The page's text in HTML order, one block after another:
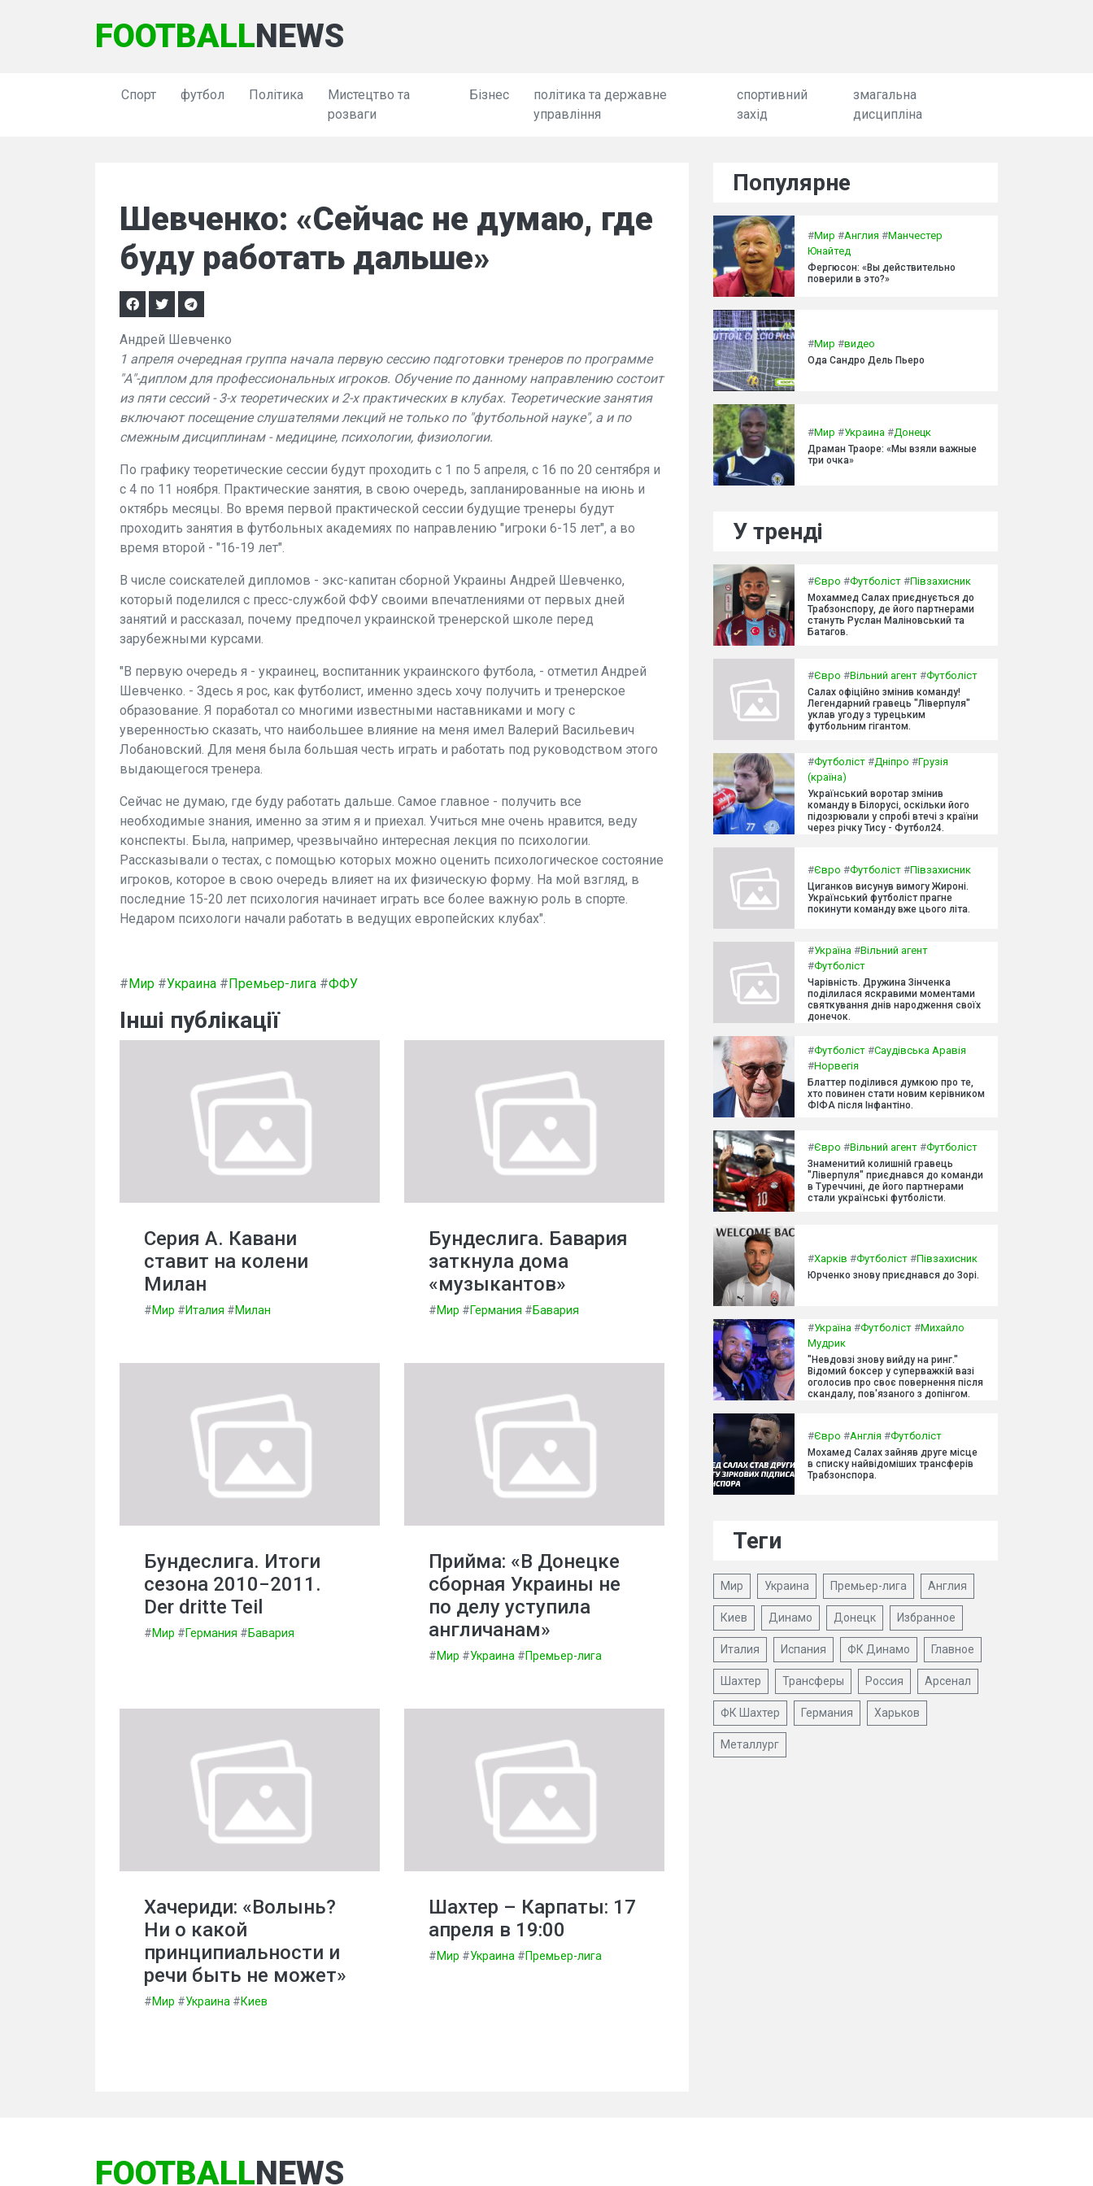
FOOTBALLNEWS
Спорт футбол Політика
Мистецтво та
розваги
Бізнес
політика та державне
управління
спортивний
захід
змагальна
дисципліна
Шевченко: «Сейчас не думаю, где
буду работать дальше»
Андрей Шевченко
1 апреля очередная группа начала первую сессию подготовки тренеров по программе
"А"-диплом для профессиональных игроков. Обучение по данному направлению состоит
из пяти сессий - 3-х теоретических и 2-х практических в клубах. Теоретические занятия
включают посещение слушателями лекций не только по "футбольной науке", а и по
смежным дисциплинам - медицине, психологии, физиологии.
По графику теоретические сессии будут проходить с 1 по 5 апреля, с 16 по 20 сентября и
с 4 по 11 ноября. Практические занятия, в свою очередь, запланированные на июнь и
октябрь месяцы. Во время первой практической сессии будущие тренеры будут
проходить занятия в футбольных академиях по направлению "игроки 6-15 лет", а во
время второй - "16-19 лет".
В числе соискателей дипломов - экс-капитан сборной Украины Андрей Шевченко,
который поделился с пресс-службой ФФУ своими впечатлениями от первых дней
занятий и рассказал, почему предпочел украинской тренерской школе перед
зарубежными курсами.
"В первую очередь я - украинец, воспитанник украинского футбола, - отметил Андрей
Шевченко. - Здесь я рос, как футболист, именно здесь хочу получить и тренерское
образование. Я поработал со многими известными наставниками и могу с
уверенностью сказать, что наибольшее влияние на меня имел Валерий Васильевич
Лобановский. Для меня была большая честь играть и работать под руководством этого
выдающегося тренера.
Сейчас не думаю, где буду работать дальше. Самое главное - получить все
необходимые знания, именно за этим я и приехал. Учиться мне очень нравится, веду
конспекты. Была, например, чрезвычайно интересная лекция по психологии.
Рассказывали о тестах, с помощью которых можно оценить психологическое состояние
игроков, которое в свою очередь влияет на их физическую форму. На мой взгляд, в
последние 15-20 лет психология начинает играть все более важную роль в спорте.
Недаром психологи начали работать в ведущих европейских клубах".
#Мир #Украина #Премьер-лига #ФФУ
Інші публікації
Серия А. Кавани
ставит на колени
Милан
#Мир #Италия #Милан
Бундеслига. Бавария
заткнула дома
«музыкантов»
#Мир #Германия #Бавария
Бундеслига. Итоги
сезона 2010−2011.
Der dritte Teil
#Мир #Германия #Бавария
Прийма: «В Донецке
сборная Украины не
по делу уступила
англичанам»
#Мир #Украина #Премьер-лига
Хачериди: «Волынь?
Ни о какой
принципиальности и
речи быть не может»
#Мир #Украина #Киев
Шахтер – Карпаты: 17
апреля в 19:00
#Мир #Украина #Премьер-лига
Популярне
#Мир #Англия #Манчестер
Юнайтед
Фергюсон: «Вы действительно
поверили в это?»
#Мир #видео
Ода Сандро Дель Пьеро
#Мир #Украина #Донецк
Драман Траоре: «Мы взяли важные
три очка»
У тренді
#Євро #Футболіст #Півзахисник
Мохаммед Салах приєднується до
Трабзонспору, де його партнерами
стануть Руслан Маліновський та
Батагов.
#Євро #Вільний агент #Футболіст
Салах офіційно змінив команду!
Легендарний гравець "Ліверпуля"
уклав угоду з турецьким
футбольним гігантом.
#Футболіст #Дніпро #Грузія
(країна)
Український воротар змінив
команду в Білорусі, оскільки його
підозрювали у спробі втечі з країни
через річку Тису - Футбол24.
#Євро #Футболіст #Півзахисник
Циганков висунув вимогу Жироні.
Український футболіст прагне
покинути команду вже цього літа.
#Україна #Вільний агент
#Футболіст
Чарівність. Дружина Зінченка
поділилася яскравими моментами
святкування днів народження своїх
донечок.
#Футболіст #Саудівська Аравія
#Норвегія
Блаттер поділився думкою про те,
хто повинен стати новим керівником
ФІФА після Інфантіно.
#Євро #Вільний агент #Футболіст
Знаменитий колишній гравець
"Ліверпуля" приєднався до команди
в Туреччині, де його партнерами
стали українські футболісти.
#Харків #Футболіст #Півзахисник
Юрченко знову приєднався до Зорі.
#Україна #Футболіст #Михайло
Мудрик
"Невдовзі знову вийду на ринг."
Відомий боксер у суперважкій вазі
оголосив про своє повернення після
скандалу, пов'язаного з допінгом.
#Євро #Англія #Футболіст
Мохамед Салах зайняв друге місце
в списку найвідоміших трансферів
Трабзонспора.
Теги
Мир Украина Премьер-лига Англия
Киев Динамо Донецк Избранное
Италия Испания ФК Динамо Главное
Шахтер Трансферы Россия Арсенал
ФК Шахтер Германия Харьков
Металлург
FOOTBALLNEWS